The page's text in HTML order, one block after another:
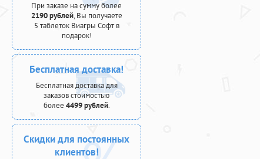
При заказе на сумму более
2190 рублей, Вы получаете
5 таблеток Виагры Софт в
подарок!
Бесплатная доставка!
Бесплатная доставка для
заказов стоимостью
более 4499 рублей.
Скидки для постоянных
клиентов!